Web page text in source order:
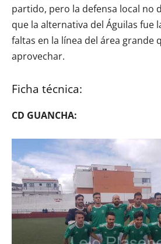
partido, pero la defensa local no
que la alternativa del Águilas fue
faltas en la línea del área grande
aprovechar.
Ficha técnica:
CD GUANCHA: